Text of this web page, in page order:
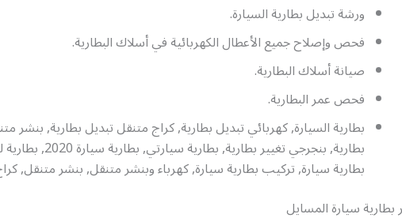
ورشة تبديل بطارية السيارة.
فحص وإصلاح جميع الأعطال الكهربائية في أسلاك البطارية.
صيانة أسلاك البطارية.
فحص عمر البطارية.
بطارية السيارة, كهربائي تبديل بطارية, كراج متنقل تبديل بطارية, بنشر
بطارية, بنجرجي تغيير بطارية,
بطارية سيارة, تركيب بطارية سيارة, كهرباء وبنشر متنقل, بنشر متنقل,
بطارية سيارة المسايل